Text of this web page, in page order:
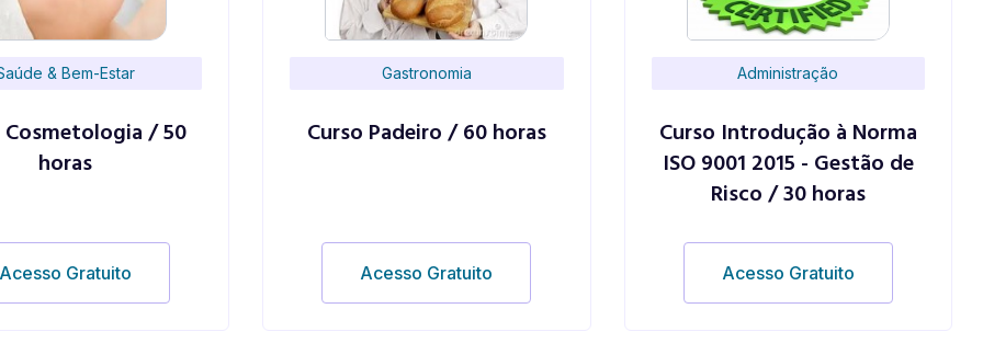
& Bem-Estar
Cosmetologia / 50
horas
Gratuito
Gastronomia
Curso Padeiro / 60 horas
Acesso Gratuito
Administração
Curso Introdução à Norma
ISO 9001 2015 - Gestão de
Risco / 30 horas
Acesso Gratuito